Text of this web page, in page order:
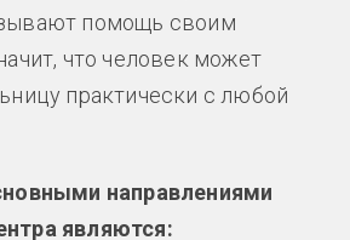
помощь своим
что человек может
практически с любой
направлениями
являются: